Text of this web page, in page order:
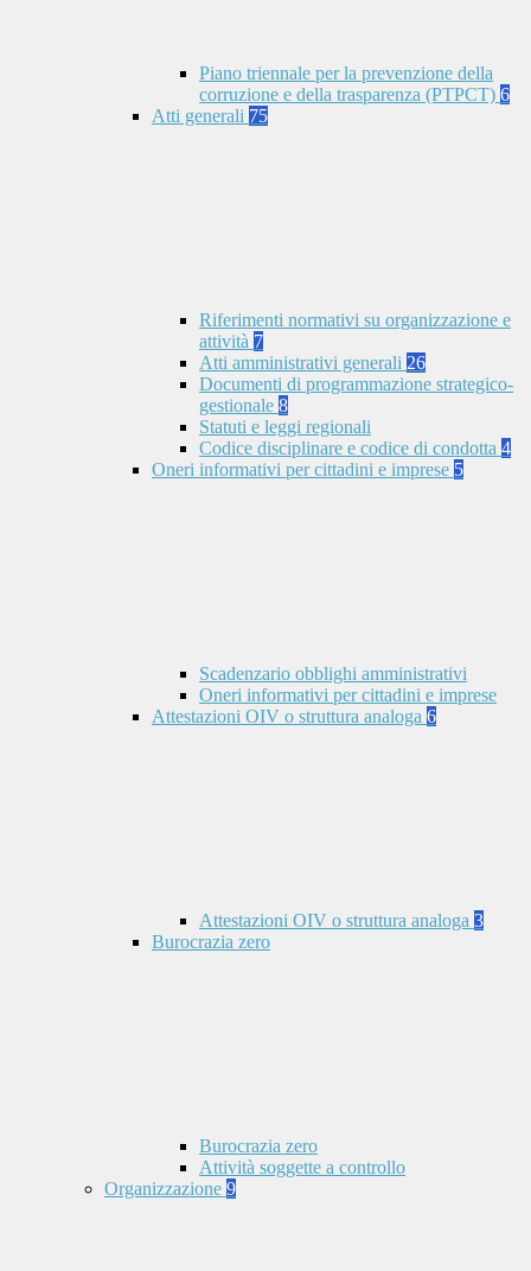
Piano triennale per la prevenzione della
corruzione e della trasparenza (PTPCT) 6
Atti generali 75
Riferimenti normativi su organizzazione e
attività 7
Atti amministrativi generali 26
Documenti di programmazione strategico-
gestionale 8
Statuti e leggi regionali
Codice disciplinare e codice di condotta 4
Oneri informativi per cittadini e imprese 5
Scadenzario obblighi amministrativi
Oneri informativi per cittadini e imprese
Attestazioni OIV o struttura analoga 6
Attestazioni OIV o struttura analoga 3
Burocrazia zero
Burocrazia zero
Attività soggette a controllo
Organizzazione 9